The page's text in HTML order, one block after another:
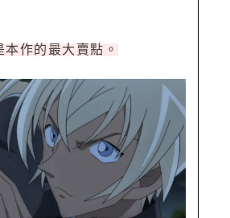
本作的最大賣點。